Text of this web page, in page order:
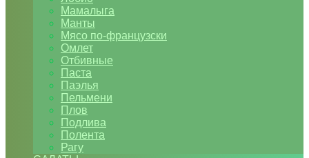
Мамалыга
Манты
Мясо по-французски
Омлет
Отбивные
Паста
Паэлья
Пельмени
Плов
Подлива
Полента
Рагу